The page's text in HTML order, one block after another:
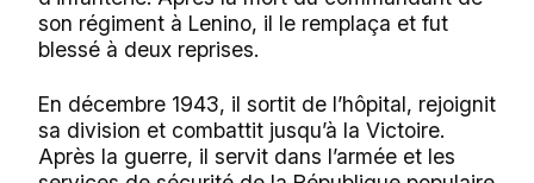
son régiment à Lenino, il le remplaça et fut
blessé à deux reprises.
En décembre 1943, il sortit de l’hôpital, rejoignit
sa division et combattit jusqu’à la Victoire.
Après la guerre, il servit dans l’armée et les